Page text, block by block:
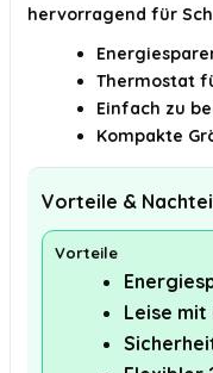
hervorragend für
Thermostat
Einfach zu
Kompakte
Vorteile &
Vorteile
Leise mit